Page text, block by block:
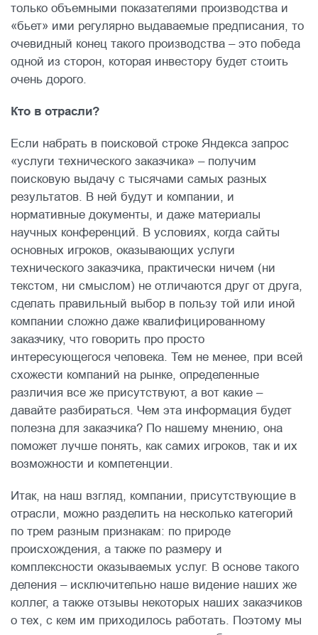
только объемными показателями производства и
«бьет» ими регулярно выдаваемые предписания, то
очевидный конец такого производства – это победа
одной из сторон, которая инвестору будет стоить
очень дорого.
Кто в отрасли?
Если набрать в поисковой строке Яндекса запрос
«услуги технического заказчика» – получим
поисковую выдачу с тысячами самых разных
результатов. В ней будут и компании, и
нормативные документы, и даже материалы
научных конференций. В условиях, когда сайты
основных игроков, оказывающих услуги
технического заказчика, практически ничем (ни
текстом, ни смыслом) не отличаются друг от друга,
сделать правильный выбор в пользу той или иной
компании сложно даже квалифицированному
заказчику, что говорить про просто
интересующегося человека. Тем не менее, при всей
схожести компаний на рынке, определенные
различия все же присутствуют, а вот какие –
давайте разбираться. Чем эта информация будет
полезна для заказчика? По нашему мнению, она
поможет лучше понять, как самих игроков, так и их
возможности и компетенции.
Итак, на наш взгляд, компании, присутствующие в
отрасли, можно разделить на несколько категорий
по трем разным признакам: по природе
происхождения, а также по размеру и
комплексности оказываемых услуг. В основе такого
деления – исключительно наше видение наших же
коллег, а также отзывы некоторых наших заказчиков
о тех, с кем им приходилось работать. Поэтому мы